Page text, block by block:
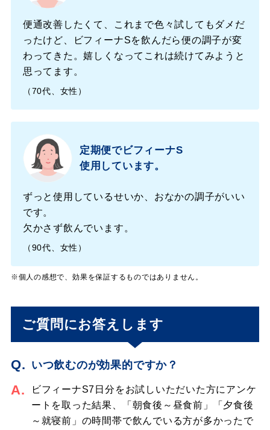
便通改善したくて、これまで色々試してもダメだ
ったけど、ビフィーナSを飲んだら便の調子が変
わってきた。嬉しくなってこれは続けてみようと
思ってます。
（70代、女性）
定期便でビフィーナS
使用しています。
ずっと使用しているせいか、おなかの調子がいい
です。
欠かさず飲んでいます。
（90代、女性）
※個人の感想で、効果を保証するものではありません。
ご質問にお答えします
Q. いつ飲むのが効果的ですか？
A. ビフィーナS7日分をお試しいただいた方にアンケ
ートを取った結果、「朝食後～昼食前」「夕食後
～就寝前」の時間帯で飲んでいる方が多かったで